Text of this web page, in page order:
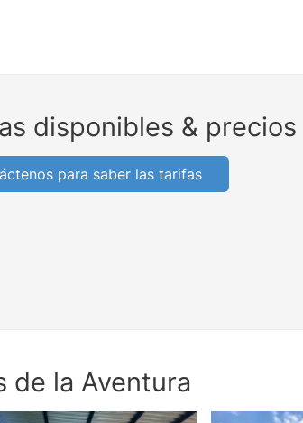
disponibles & precios
para saber las tarifas
de la Aventura